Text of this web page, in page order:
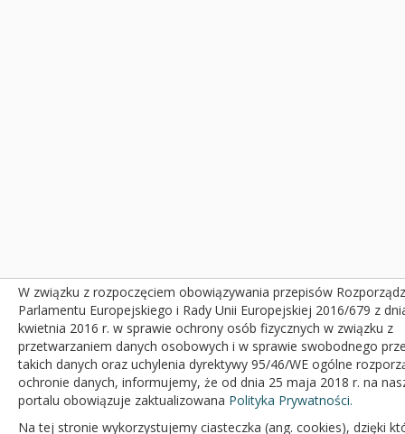
W związku z rozpoczęciem obowiązywania przepisów
Parlamentu Europejskiego i Rady Unii Europejskiej 2016/679 z
kwietnia 2016 r. w sprawie ochrony osób fizycznych w związku z
przetwarzaniem danych osobowych i w sprawie swobodnego
takich danych oraz uchylenia dyrektywy 95/46/WE ogólne
ochronie danych, informujemy, że od dnia 25 maja 2018 r. na
portalu obowiązuje zaktualizowana Polityka Prywatności.
Na tej stronie wykorzystujemy ciasteczka (ang. cookies), dzięki